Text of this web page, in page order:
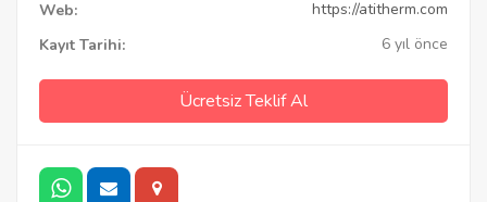
Web:
https://atitherm.com
Kayıt Tarihi:
6 yıl önce
Ücretsiz Teklif Al